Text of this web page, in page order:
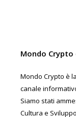
Mondo Crypto
Mondo Crypto è
canale
Siamo stati
Cultura e